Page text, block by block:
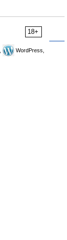
18+
WordPress,